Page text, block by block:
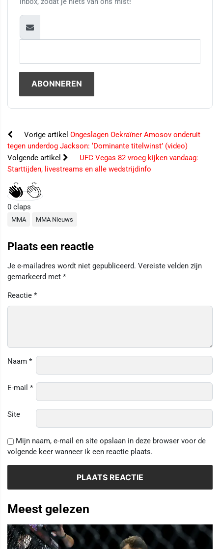
Vorige artikel Ongeslagen Oekraïner Amosov onderuit
tegen underdog Jackson: ‘Dominante titelwinst’ (video)
Volgende artikel
UFC Vegas 82 vroeg kijken vandaag:
Starttijden, livestreams en alle wedstrijdinfo
0 claps
MMA MMA Nieuws
Plaats een reactie
Je e-mailadres wordt niet gepubliceerd. Vereiste velden zijn
gemarkeerd met *
Reactie *
Naam *
E-mail *
Site
Mijn naam, e-mail en site opslaan in deze browser voor de
volgende keer wanneer ik een reactie plaats.
Meest gelezen